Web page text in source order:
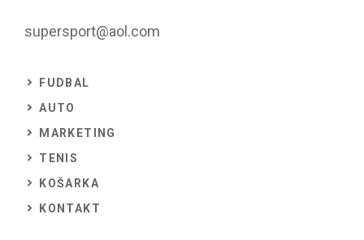
supersport@aol.com
FUDBAL
AUTO
MARKETING
TENIS
KOŠARKA
KONTAKT